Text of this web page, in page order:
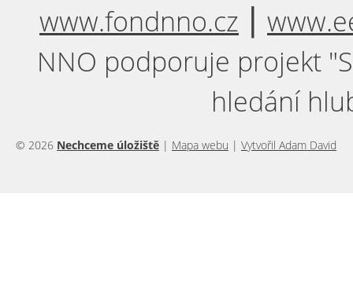
www.fondnno.cz
NNO podporuje projekt
hledání
© 2026 Nechceme úložiště | Mapa webu | Vytvořil Adam David